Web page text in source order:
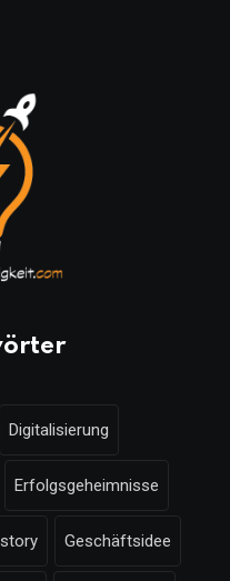
Digitalisierung
Erfolgsgeheimnisse
Geschäftsidee